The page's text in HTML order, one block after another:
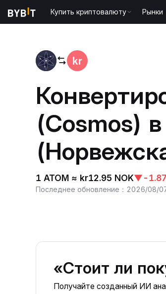
Купить криптовалюту Рынки
(Cosmos)
1 ATOM ≈ kr12.95 NOK▼-
Последнее обновление ： 2026/08/
«Стоит ли
Получайте созданный ИИ